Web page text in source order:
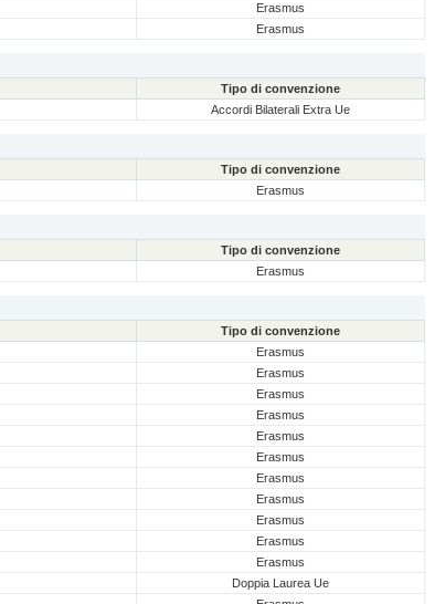
Erasmus
Erasmus
Tipo di convenzione
Accordi Bilaterali Extra Ue
Tipo di convenzione
Erasmus
Tipo di convenzione
Erasmus
Tipo di convenzione
Erasmus
Erasmus
Erasmus
Erasmus
Erasmus
Erasmus
Erasmus
Erasmus
Erasmus
Erasmus
Erasmus
Doppia Laurea Ue